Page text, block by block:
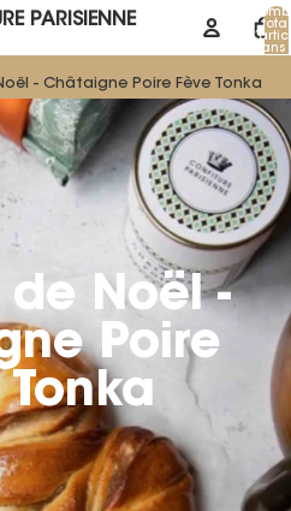
total
dans
- Châtaigne Poire Fève Tonka
Noël -
Poire